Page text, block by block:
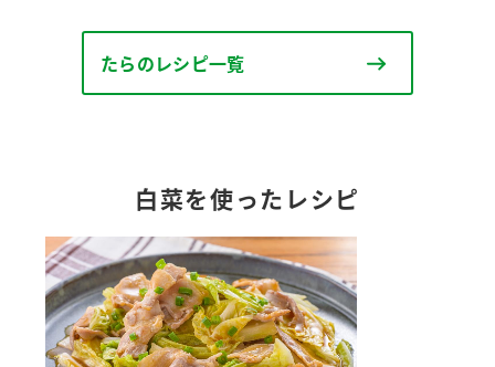
たらのレシピ一覧
白菜を使ったレシピ